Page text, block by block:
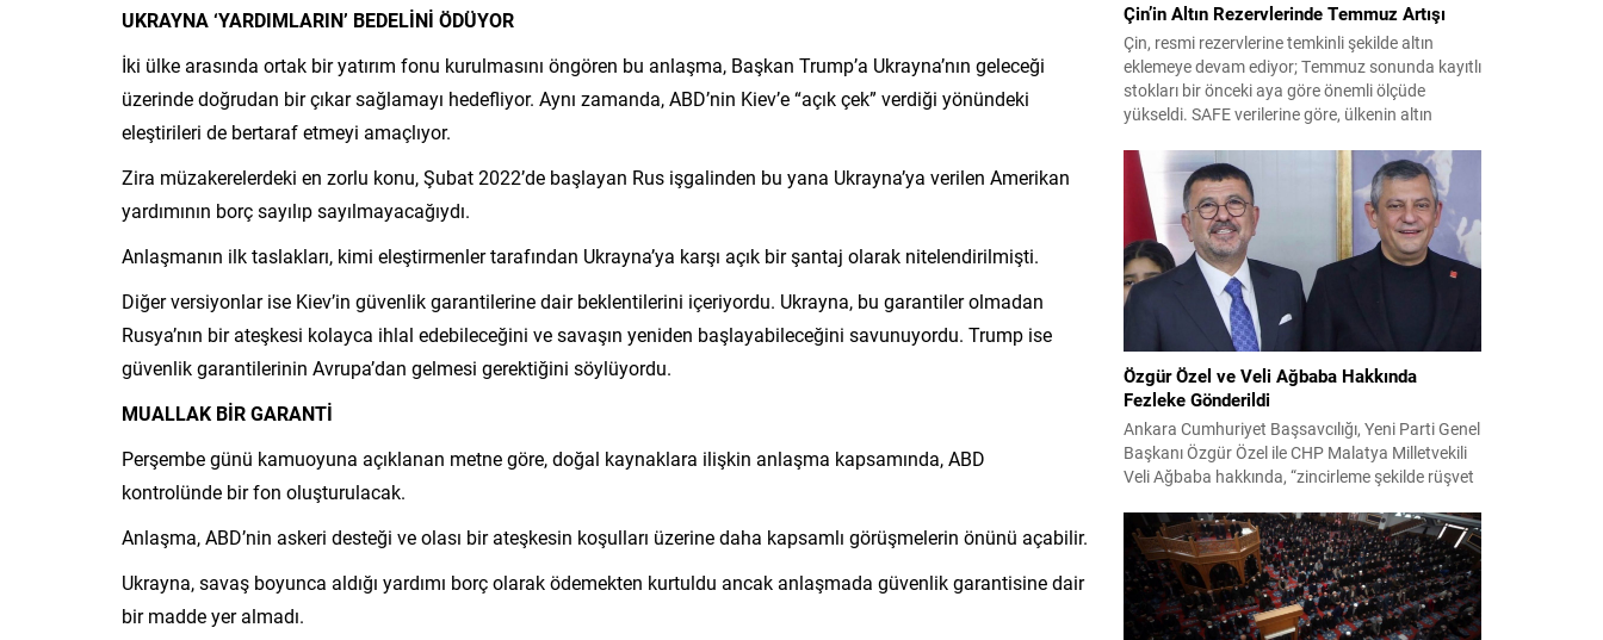
UKRAYNA ‘YARDIMLARIN’ BEDELİNİ ÖDÜYOR
İki ülke arasında ortak bir yatırım fonu kurulmasını öngören bu anlaşma, Başkan Trump’a Ukrayna’nın geleceği
üzerinde doğrudan bir çıkar sağlamayı hedefliyor. Aynı zamanda, ABD’nin Kiev’e “açık çek” verdiği yönündeki
eleştirileri de bertaraf etmeyi amaçlıyor.
Zira müzakerelerdeki en zorlu konu, Şubat 2022’de başlayan Rus işgalinden bu yana Ukrayna’ya verilen Amerikan
yardımının borç sayılıp sayılmayacağıydı.
Anlaşmanın ilk taslakları, kimi eleştirmenler tarafından Ukrayna’ya karşı açık bir şantaj olarak nitelendirilmişti.
Diğer versiyonlar ise Kiev’in güvenlik garantilerine dair beklentilerini içeriyordu. Ukrayna, bu garantiler olmadan
Rusya’nın bir ateşkesi kolayca ihlal edebileceğini ve savaşın yeniden başlayabileceğini savunuyordu. Trump ise
güvenlik garantilerinin Avrupa’dan gelmesi gerektiğini söylüyordu.
MUALLAK BİR GARANTİ
Perşembe günü kamuoyuna açıklanan metne göre, doğal kaynaklara ilişkin anlaşma kapsamında, ABD
kontrolünde bir fon oluşturulacak.
Anlaşma, ABD’nin askeri desteği ve olası bir ateşkesin koşulları üzerine daha kapsamlı görüşmelerin önünü açabilir.
Ukrayna, savaş boyunca aldığı yardımı borç olarak ödemekten kurtuldu ancak anlaşmada güvenlik garantisine dair
bir madde yer almadı.
Çin’in Altın Rezervlerinde Temmuz Artışı
Çin, resmi rezervlerine temkinli şekilde altın
eklemeye devam ediyor; Temmuz sonunda kayıtlı
stokları bir önceki aya göre önemli ölçüde
yükseldi. SAFE verilerine göre, ülkenin altın
göstererek 76.080.000 ons seviyesine ulaştı. Bu
artış, Çin’in aylık alımlarında yıl içinde dikkat
çeken bir yükselişi temsil ediyor. Temmuz...
Özgür Özel ve Veli Ağbaba Hakkında
Fezleke Gönderildi
Ankara Cumhuriyet Başsavcılığı, Yeni Parti Genel
Başkanı Özgür Özel ile CHP Malatya Milletvekili
Veli Ağbaba hakkında, “zincirleme şekilde rüşvet
Adalet Bakanlığı’na sevk etti. Fezlekeler, 31 Mart
2024 yerel seçimleri ve 4-5 Kasım 2023’teki CHP
38. Olağan Kurultayı sürecine ilişkin iddiaları
kapsıyor. Daha önce Antalya ve İstanbul...